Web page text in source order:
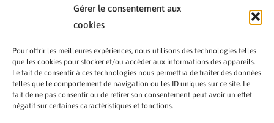
Gérer le consentement aux
cookies
Pour offrir les meilleures expériences, nous utilisons des technologies telles
que les cookies pour stocker et/ou accéder aux informations des appareils.
Le fait de consentir à ces technologies nous permettra de traiter des données
telles que le comportement de navigation ou les ID uniques sur ce site. Le
fait de ne pas consentir ou de retirer son consentement peut avoir un effet
négatif sur certaines caractéristiques et fonctions.
PRÉSENTATION TOUTAFRICA
A PROPOS